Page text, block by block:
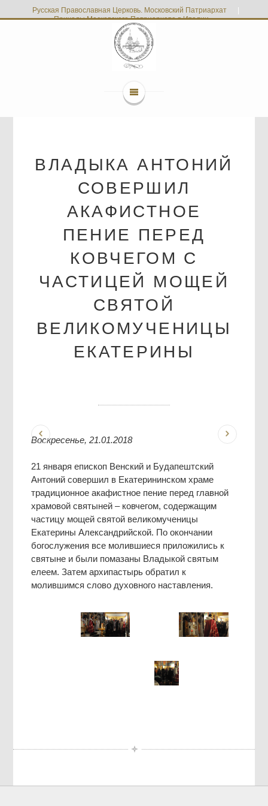
Русская Православная Церковь. Московский Патриархат
Приходы Московского Патриархата в Италии
ВЛАДЫКА АНТОНИЙ
СОВЕРШИЛ
АКАФИСТНОЕ
ПЕНИЕ ПЕРЕД
КОВЧЕГОМ С
ЧАСТИЦЕЙ МОЩЕЙ
СВЯТОЙ
ВЕЛИКОМУЧЕНИЦЫ
ЕКАТЕРИНЫ
Воскресенье, 21.01.2018
21 января епископ Венский и Будапештский
Антоний совершил в Екатерининском храме
традиционное акафистное пение перед главной
храмовой святыней – ковчегом, содержащим
частицу мощей святой великомученицы
Екатерины Александрийской. По окончании
богослужения все молившиеся приложились к
святыне и были помазаны Владыкой святым
елеем. Затем архипастырь обратил к
молившимся слово духовного наставления.